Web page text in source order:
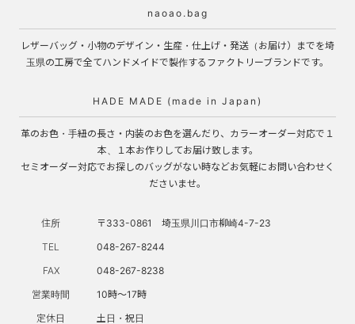
naoao.bag
レザーバッグ・小物のデザイン・生産・仕上げ・発送（お届け）までを埼
玉県の工房で全てハンドメイドで製作するファクトリーブランドです。
HADE MADE (made in Japan)
革のお色・手紐の長さ・内装のお色を選んだり、カラーオーダー対応で１
本、１本お作りしてお届け致します。
セミオーダー対応でお探しのバッグがない時などお気軽にお問い合わせく
ださいませ。
住所
〒333-0861 埼玉県川口市柳崎4-7-23
TEL
048-267-8244
FAX
048-267-8238
営業時間
10時～17時
定休日
土日・祝日